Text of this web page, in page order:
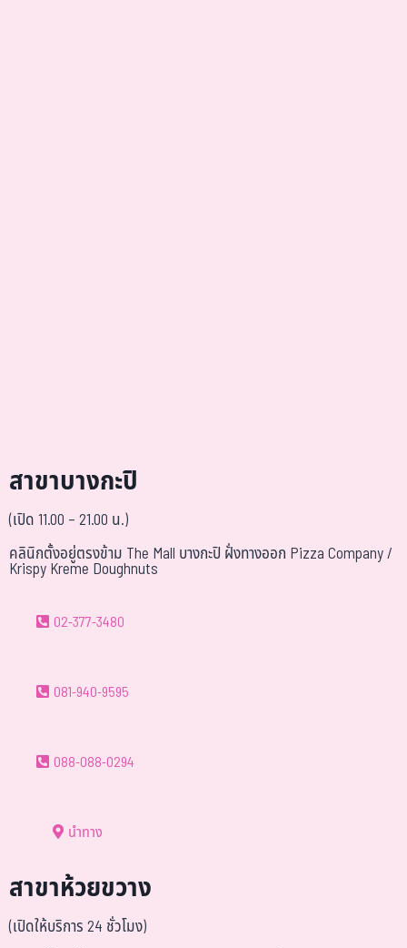
สาขาบางกะปิ
(เปิด 11.00 – 21.00 น.)
คลินิกตั้งอยู่ตรงข้าม The Mall บางกะปิ ฝั่งทางออก Pizza Company /
Krispy Kreme Doughnuts
02-377-3480
081-940-9595
088-088-0294
นำทาง
สาขาห้วยขวาง
(เปิดให้บริการ 24 ชั่วโมง)